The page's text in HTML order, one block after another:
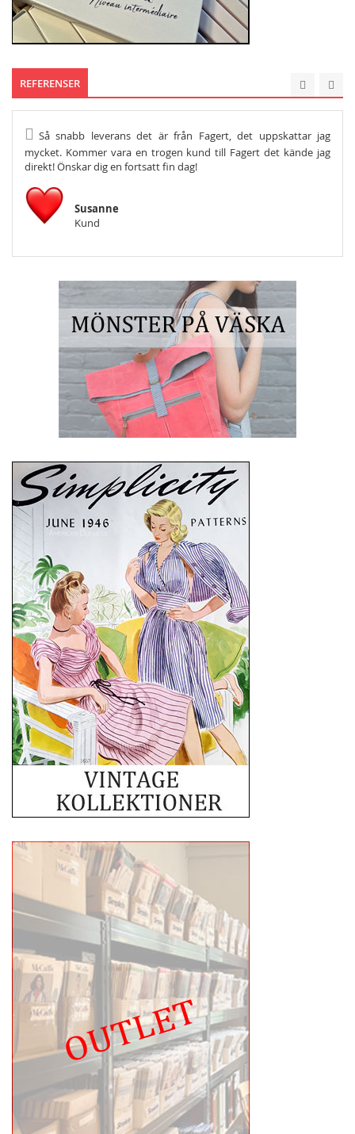
REFERENSER
Så snabb leverans det är från Fagert, det uppskattar jag
mycket. Kommer vara en trogen kund till Fagert det kände jag
direkt! Önskar dig en fortsatt fin dag!
Susanne
Kund